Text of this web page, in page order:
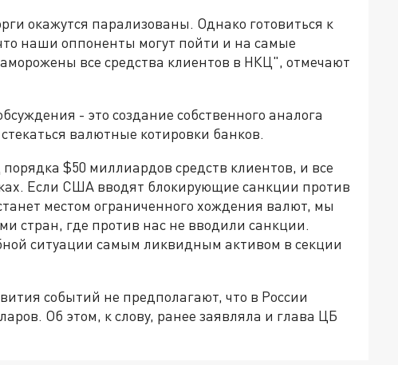
окажутся парализованы. Однако готовиться к
наши оппоненты могут пойти и на самые
все средства клиентов в НКЦ", отмечают
- это создание собственного аналога
валютные котировки банков.
$50 миллиардов средств клиентов, и все
Если США вводят блокирующие санкции против
местом ограниченного хождения валют, мы
стран, где против нас не вводили санкции.
ситуации самым ликвидным активом в секции
событий не предполагают, что в России
Об этом, к слову, ранее заявляла и глава ЦБ